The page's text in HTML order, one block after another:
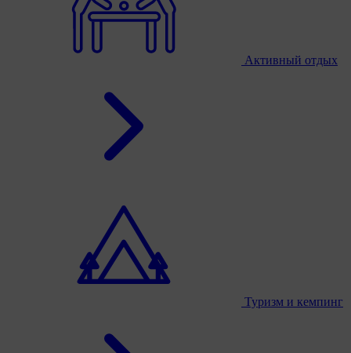
Активный отдых
Туризм и кемпинг